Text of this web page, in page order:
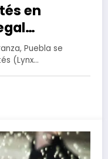
en
Puebla se
(Lynx…